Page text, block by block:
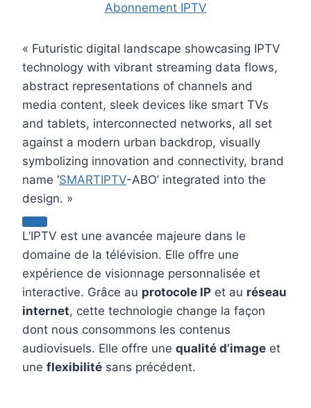
Abonnement IPTV
« Futuristic digital landscape showcasing IPTV
technology with vibrant streaming data flows,
abstract representations of channels and
media content, sleek devices like smart TVs
and tablets, interconnected networks, all set
against a modern urban backdrop, visually
symbolizing innovation and connectivity, brand
name ‘SMARTIPTV-ABO’ integrated into the
design. »
L’IPTV est une avancée majeure dans le
domaine de la télévision. Elle offre une
expérience de visionnage personnalisée et
interactive. Grâce au protocole IP et au réseau
internet, cette technologie change la façon
dont nous consommons les contenus
audiovisuels. Elle offre une qualité d’image et
une flexibilité sans précédent.